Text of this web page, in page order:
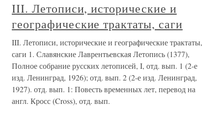
III. Летописи, исторические и
географические трактаты, саги
III. Летописи, исторические и географические трактаты,
саги 1. Славянские Лаврентьевская Летопись (1377),
Полное собрание русских летописей, I, отд. вып. 1 (2-е
изд. Ленинград, 1926); отд. вып. 2 (2-е изд. Ленинград,
1927). отд. вып. 1: Повесть временных лет, перевод на
англ. Кросс (Cross), отд. вып.